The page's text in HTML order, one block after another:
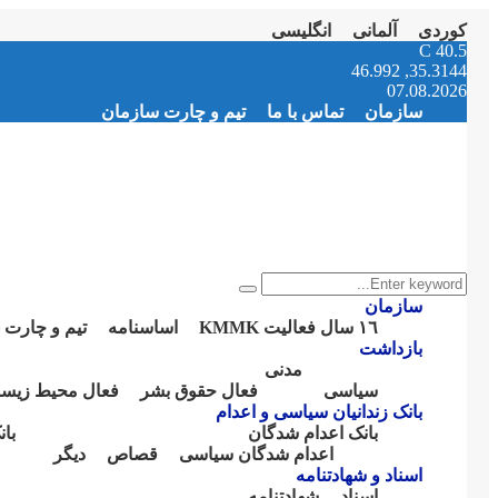
کوردی آلمانی
انگلیسی
Facebook
Twitter
Instagram
Youtube
Email
Telegram
40.5
C
35.3144, 46.992
07.08.2026
سازمان
تماس با ما تیم و چارت سازمان
Search
for:
Search
سازمان
١٦ سال فعالیت KMMK
اساسنامە تیم و
بازداشت
سیاسی
مدنی
فعال حقوق بشر
فعال محیط
بانک زندانیان سیاسی و اعدام
بانک اعدام شدگان
اعدام شدگان سیاسی
قصاص دیگر
اسناد و شهادتنامە